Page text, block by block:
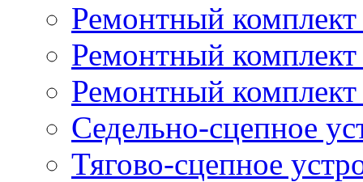
Ремонтный комплект
Ремонтный
Ремонтный комплект
Седельно-сцепное
Тягово-сцепное